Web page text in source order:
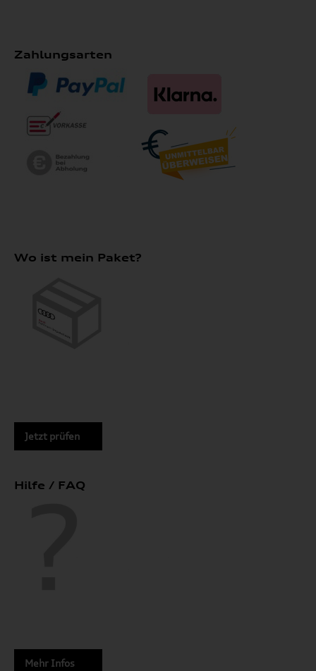
Zahlungsarten
Wo ist mein Paket?
Jetzt prüfen
Hilfe / FAQ
Mehr Infos